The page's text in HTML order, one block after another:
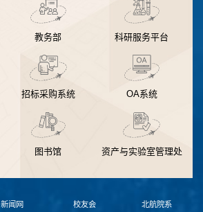
教务部 科研服务平台
招标采购系统 OA系统
图书馆 资产与实验室管理处
新闻网 校友会 北航院系